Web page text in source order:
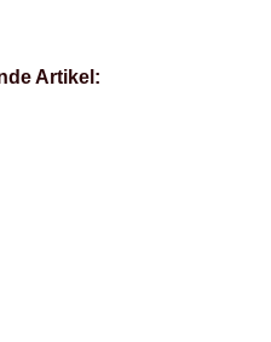
Artikel: